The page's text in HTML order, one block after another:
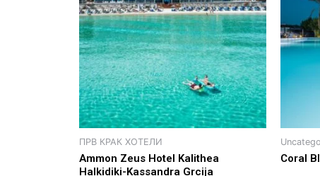
ПРВ КРАК ХОТЕЛИ
Ammon Zeus Hotel Kalithea
Halkidiki-Kassandra Grcija
Coral